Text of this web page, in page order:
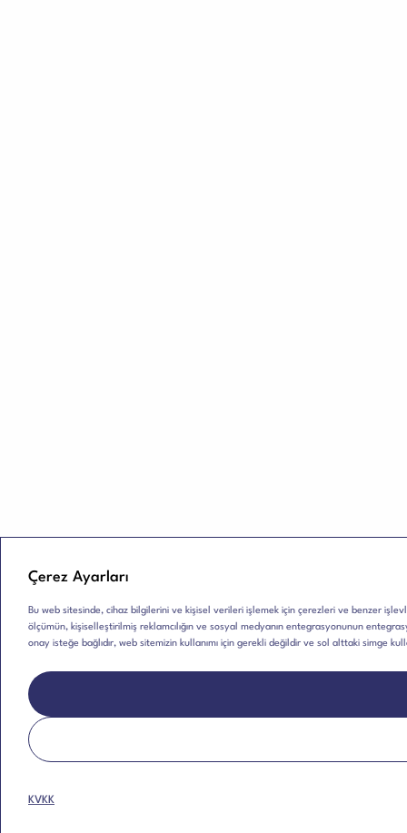
Çerez Ayarları
Bu web sitesinde, cihaz bilgilerini ve kişisel verileri işlemek için çerezleri ve benzer
ölçümün, kişiselleştirilmiş reklamcılığın ve sosyal medyanın entegrasyonunun
onay isteğe bağlıdır, web sitemizin kullanımı için gerekli değildir ve sol alttaki simge
KVKK